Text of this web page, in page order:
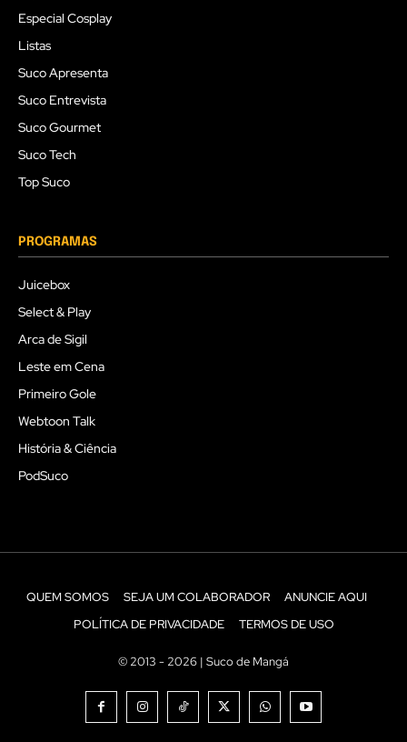
Especial Cosplay
Listas
Suco Apresenta
Suco Entrevista
Suco Gourmet
Suco Tech
Top Suco
PROGRAMAS
Juicebox
Select & Play
Arca de Sigil
Leste em Cena
Primeiro Gole
Webtoon Talk
História & Ciência
PodSuco
QUEM SOMOS SEJA UM COLABORADOR
ANUNCIE AQUI
POLÍTICA DE PRIVACIDADE
TERMOS DE USO
© 2013 - 2026 | Suco de Mangá